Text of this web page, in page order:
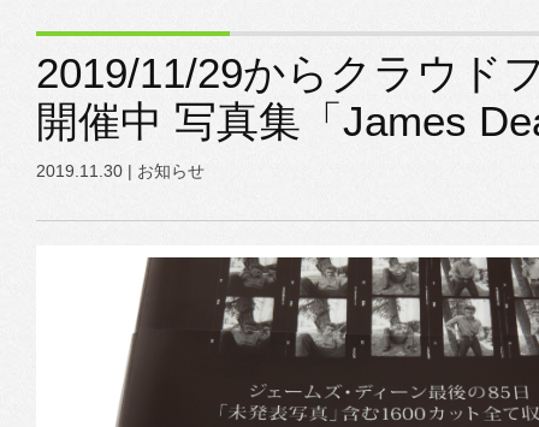
2019/11/29からクラウド
開催中 写真集「James
2019.11.30 | お知らせ